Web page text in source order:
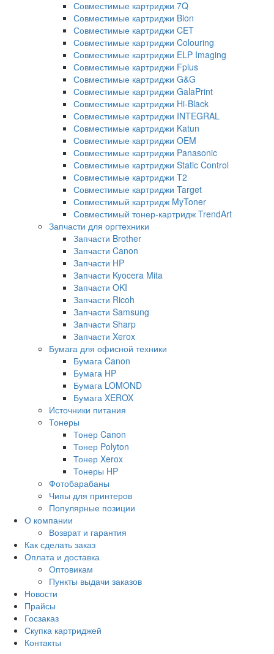
Совместимые картриджи 7Q
Совместимые картриджи Bion
Совместимые картриджи CET
Совместимые картриджи Colouring
Совместимые картриджи ELP Imaging
Совместимые картриджи Fplus
Совместимые картриджи G&G
Совместимые картриджи GalaPrint
Совместимые картриджи Hi-Black
Совместимые картриджи INTEGRAL
Совместимые картриджи Katun
Совместимые картриджи OEM
Совместимые картриджи Panasonic
Совместимые картриджи Static Control
Совместимые картриджи T2
Совместимые картриджи Target
Совместимый картридж MyToner
Совместимый тонер-картридж TrendArt
Запчасти для оргтехники
Запчасти Brother
Запчасти Canon
Запчасти HP
Запчасти Kyocera Mita
Запчасти OKI
Запчасти Ricoh
Запчасти Samsung
Запчасти Sharp
Запчасти Xerox
Бумага для офисной техники
Бумага Canon
Бумага HP
Бумага LOMOND
Бумага XEROX
Источники питания
Тонеры
Тонер Canon
Тонер Polyton
Тонер Xerox
Тонеры HP
Фотобарабаны
Чипы для принтеров
Популярные позиции
О компании
Возврат и гарантия
Как сделать заказ
Оплата и доставка
Оптовикам
Пункты выдачи заказов
Новости
Прайсы
Госзаказ
Скупка картриджей
Контакты